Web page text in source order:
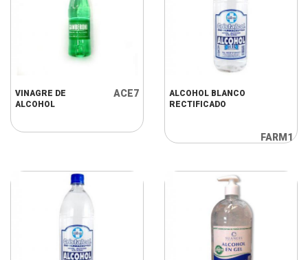
VINAGRE DE
ALCOHOL
ACE7
ALCOHOL BLANCO
RECTIFICADO
FARM1